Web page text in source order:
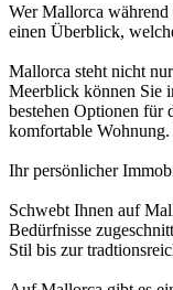
Wer Mallorca während
einen Überblick,
Mallorca steht nicht
Meerblick können Sie
bestehen Optionen für
komfortable
Ihr persönlicher
Schwebt Ihnen auf
Bedürfnisse
Stil bis zur